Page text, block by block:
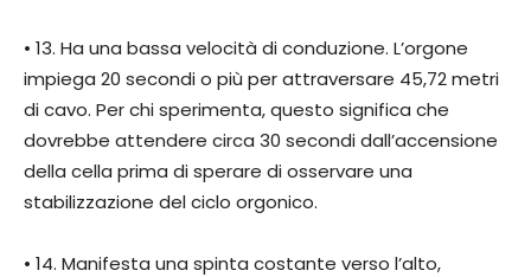
• 13. Ha una bassa velocità di conduzione. L’orgone
impiega 20 secondi o più per attraversare 45,72 metri
di cavo. Per chi sperimenta, questo significa che
dovrebbe attendere circa 30 secondi dall’accensione
della cella prima di sperare di osservare una
stabilizzazione del ciclo orgonico.
• 14. Manifesta una spinta costante verso l’alto,